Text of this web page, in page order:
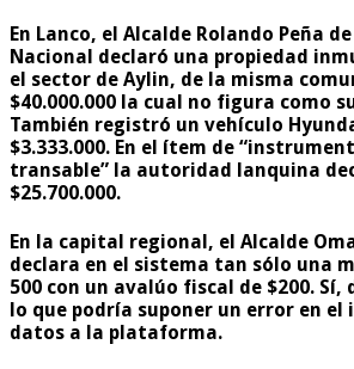
En Lanco, el Alcalde Rolando Peña
Nacional declaró una propiedad
el sector de Aylin, de la misma
$40.000.000 la cual no figura como
También registró un vehículo
$3.333.000. En el ítem de
transable” la autoridad lanquina
$25.700.000.
En la capital regional, el Alcalde
declara en el sistema tan sólo una
500 con un avalúo fiscal de $200. Sí,
lo que podría suponer un error en el
datos a la plataforma.